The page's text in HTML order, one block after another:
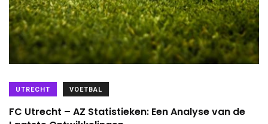
UTRECHT VOETBAL
FC Utrecht – AZ Statistieken: Een Analyse van de